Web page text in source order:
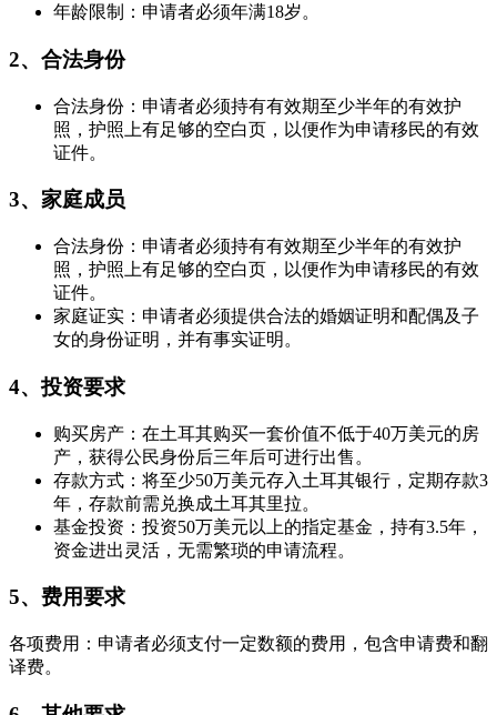
年龄限制：申请者必须年满18岁。
2、合法身份
合法身份：申请者必须持有有效期至少半年的有效护
照，护照上有足够的空白页，以便作为申请移民的有效
证件。
3、 家庭成员
合法身份：申请者必须持有有效期至少半年的有效护
照，护照上有足够的空白页，以便作为申请移民的有效
证件。
家庭证实：申请者必须提供合法的婚姻证明和配偶及子
女的身份证明，并有事实证明。
4、投资要求
购买房产：在土耳其购买一套价值不低于40万美元的房
产，获得公民身份后三年后可进行出售。
存款方式：将至少50万美元存入土耳其银行，定期存款3
年，存款前需兑换成土耳其里拉。
基金投资：投资50万美元以上的指定基金，持有3.5年，
资金进出灵活，无需繁琐的申请流程。
5、费用要求
各项费用：申请者必须支付一定数额的费用，包含申请费和翻
译费。